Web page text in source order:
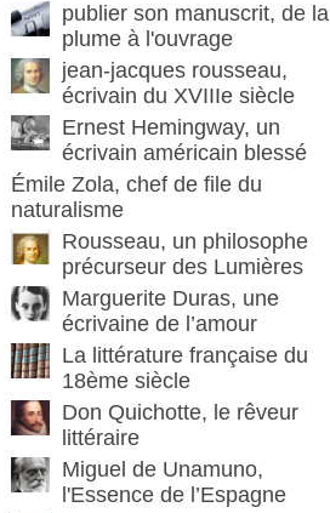
publier son manuscrit, de la
plume à l'ouvrage
jean-jacques rousseau,
écrivain du XVIIIe siècle
Ernest Hemingway, un
écrivain américain blessé
Émile Zola, chef de file du
naturalisme
Rousseau, un philosophe
précurseur des Lumières
Marguerite Duras, une
écrivaine de l’amour
La littérature française du
18ème siècle
Don Quichotte, le rêveur
littéraire
Miguel de Unamuno,
l'Essence de l’Espagne